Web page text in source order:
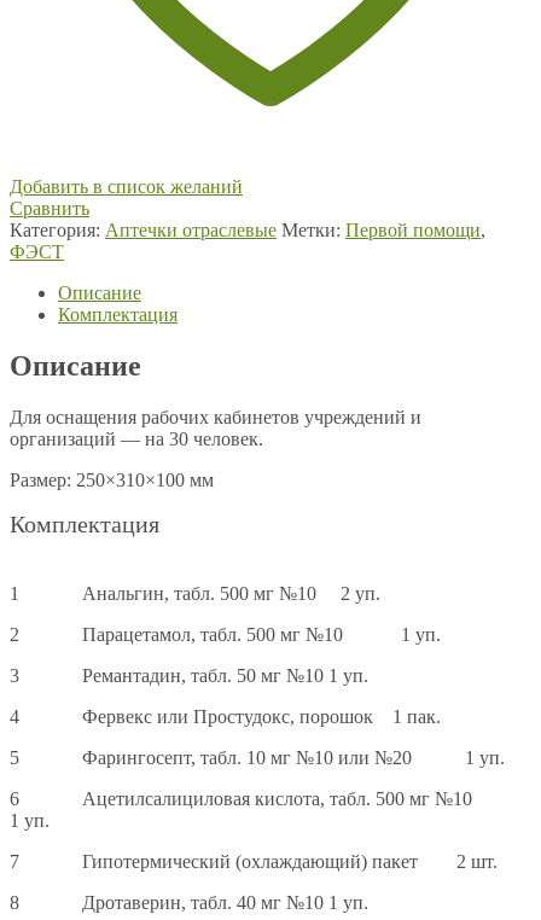
Добавить в список желаний
Сравнить
Категория: Аптечки отраслевые Метки: Первой помощи,
ФЭСТ
Описание
Комплектация
Описание
Для оснащения рабочих кабинетов учреждений и
организаций — на 30 человек.
Размер: 250×310×100 мм
Комплектация
1 Анальгин, табл. 500 мг №10 2 уп.
2 Парацетамол, табл. 500 мг №10 1 уп.
3 Ремантадин, табл. 50 мг №10 1 уп.
4 Фервекс или Простудокс, порошок 1 пак.
5 Фарингосепт, табл. 10 мг №10 или №20 1 уп.
6 Ацетилсалициловая кислота, табл. 500 мг №10
1 уп.
7 Гипотермический (охлаждающий) пакет 2 шт.
8 Дротаверин, табл. 40 мг №10 1 уп.